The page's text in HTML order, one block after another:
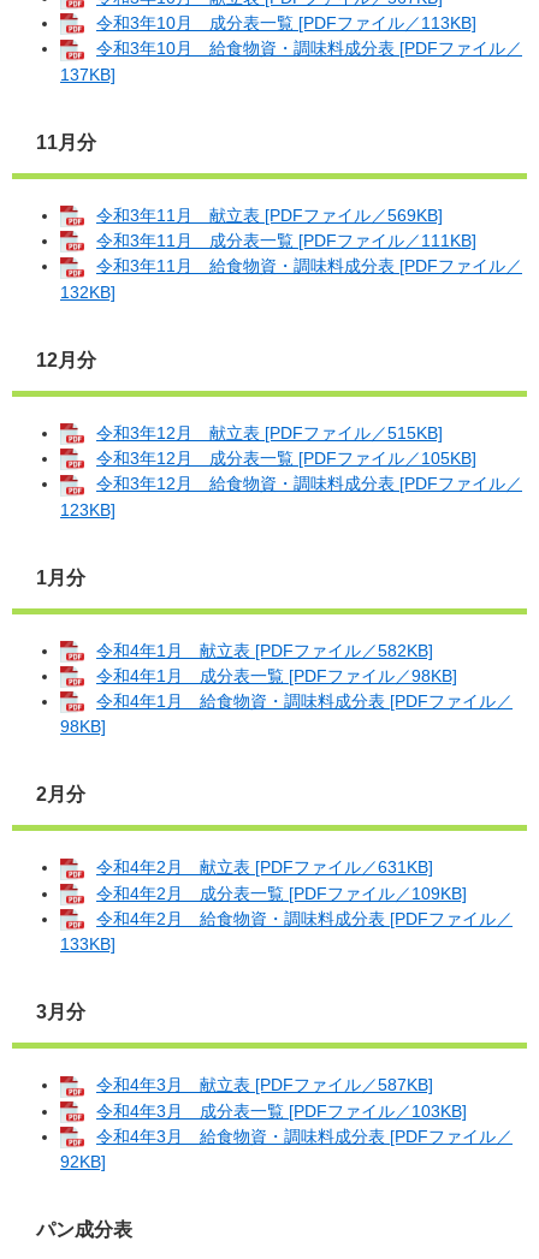
令和3年10月 成分表一覧 [PDFファイル／113KB]
令和3年10月 給食物資・調味料成分表 [PDFファイル／
137KB]
11月分
令和3年11月 献立表 [PDFファイル／569KB]
令和3年11月 成分表一覧 [PDFファイル／111KB]
令和3年11月 給食物資・調味料成分表 [PDFファイル／
132KB]
12月分
令和3年12月 献立表 [PDFファイル／515KB]
令和3年12月 成分表一覧 [PDFファイル／105KB]
令和3年12月 給食物資・調味料成分表 [PDFファイル／
123KB]
1月分
令和4年1月 献立表 [PDFファイル／582KB]
令和4年1月 成分表一覧 [PDFファイル／98KB]
令和4年1月 給食物資・調味料成分表 [PDFファイル／
98KB]
2月分
令和4年2月 献立表 [PDFファイル／631KB]
令和4年2月 成分表一覧 [PDFファイル／109KB]
令和4年2月 給食物資・調味料成分表 [PDFファイル／
133KB]
3月分
令和4年3月 献立表 [PDFファイル／587KB]
令和4年3月 成分表一覧 [PDFファイル／103KB]
令和4年3月 給食物資・調味料成分表 [PDFファイル／
92KB]
パン成分表